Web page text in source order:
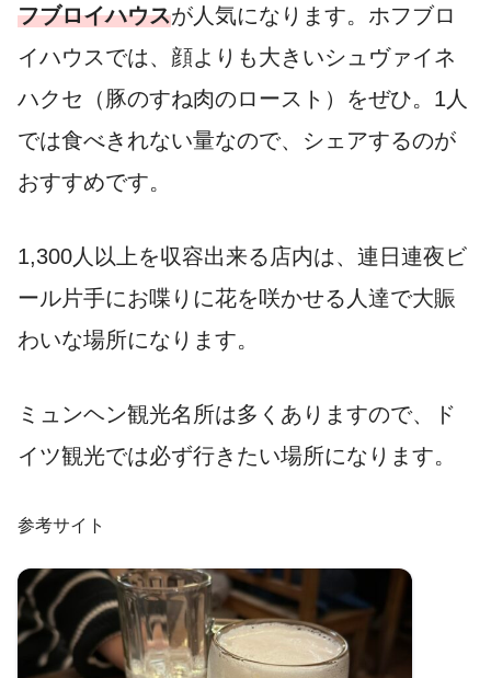
フブロイハウスが人気になります。ホフブロ
イハウスでは、顔よりも大きいシュヴァイネ
ハクセ（豚のすね肉のロースト）をぜひ。1人
では食べきれない量なので、シェアするのが
おすすめです。
1,300人以上を収容出来る店内は、連日連夜ビ
ール片手にお喋りに花を咲かせる人達で大賑
わいな場所になります。
ミュンヘン観光名所は多くありますので、ド
イツ観光では必ず行きたい場所になります。
参考サイト